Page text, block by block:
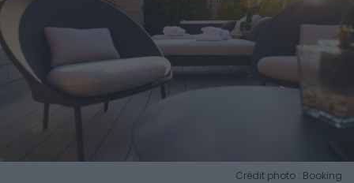
Crédit photo : Booking